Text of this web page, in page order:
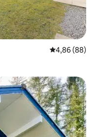
Gemiddelde
4,86 (88)